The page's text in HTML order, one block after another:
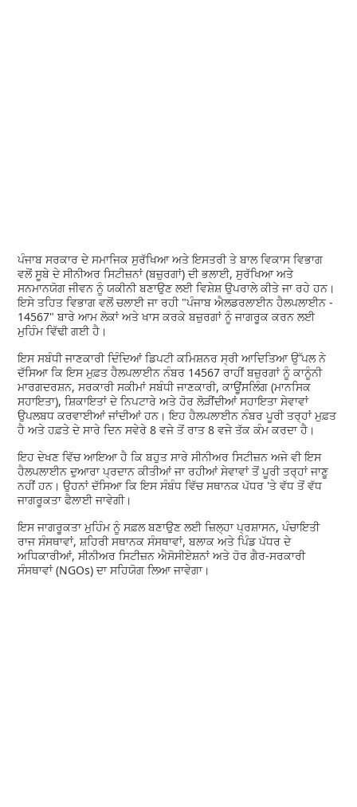
ਪੰਜਾਬ ਸਰਕਾਰ ਦੇ ਸਮਾਜਿਕ ਸੁਰੱਖਿਆ ਅਤੇ ਇਸਤਰੀ ਤੇ ਬਾਲ ਵਿਕਾਸ ਵਿਭਾਗ
ਵਲੋਂ ਸੂਬੇ ਦੇ ਸੀਨੀਅਰ ਸਿਟੀਜ਼ਨਾਂ (ਬਜ਼ੁਰਗਾਂ) ਦੀ ਭਲਾਈ, ਸੁਰੱਖਿਆ ਅਤੇ
ਸਨਮਾਨਯੋਗ ਜੀਵਨ ਨੂੰ ਯਕੀਨੀ ਬਣਾਉਣ ਲਈ ਵਿਸ਼ੇਸ਼ ਉਪਰਾਲੇ ਕੀਤੇ ਜਾ ਰਹੇ ਹਨ।
ਇਸੇ ਤਹਿਤ ਵਿਭਾਗ ਵਲੋਂ ਚਲਾਈ ਜਾ ਰਹੀ "ਪੰਜਾਬ ਐਲਡਰਲਾਈਨ ਹੈਲਪਲਾਈਨ -
14567" ਬਾਰੇ ਆਮ ਲੋਕਾਂ ਅਤੇ ਖਾਸ ਕਰਕੇ ਬਜ਼ੁਰਗਾਂ ਨੂੰ ਜਾਗਰੂਕ ਕਰਨ ਲਈ
ਮੁਹਿੰਮ ਵਿੱਢੀ ਗਈ ਹੈ।
ਇਸ ਸਬੰਧੀ ਜਾਣਕਾਰੀ ਦਿੰਦਿਆਂ ਡਿਪਟੀ ਕਮਿਸ਼ਨਰ ਸ੍ਰੀ ਆਦਿਤਿਆ ਉੱਪਲ ਨੇ
ਦੱਸਿਆ ਕਿ ਇਸ ਮੁਫ਼ਤ ਹੈਲਪਲਾਈਨ ਨੰਬਰ 14567 ਰਾਹੀਂ ਬਜ਼ੁਰਗਾਂ ਨੂੰ ਕਾਨੂੰਨੀ
ਮਾਰਗਦਰਸ਼ਨ, ਸਰਕਾਰੀ ਸਕੀਮਾਂ ਸਬੰਧੀ ਜਾਣਕਾਰੀ, ਕਾਊਂਸਲਿੰਗ (ਮਾਨਸਿਕ
ਸਹਾਇਤਾ), ਸ਼ਿਕਾਇਤਾਂ ਦੇ ਨਿਪਟਾਰੇ ਅਤੇ ਹੋਰ ਲੋੜੀਂਦੀਆਂ ਸਹਾਇਤਾ ਸੇਵਾਵਾਂ
ਉਪਲਬਧ ਕਰਵਾਈਆਂ ਜਾਂਦੀਆਂ ਹਨ। ਇਹ ਹੈਲਪਲਾਈਨ ਨੰਬਰ ਪੂਰੀ ਤਰ੍ਹਾਂ ਮੁਫ਼ਤ
ਹੈ ਅਤੇ ਹਫ਼ਤੇ ਦੇ ਸਾਰੇ ਦਿਨ ਸਵੇਰੇ 8 ਵਜੇ ਤੋਂ ਰਾਤ 8 ਵਜੇ ਤੱਕ ਕੰਮ ਕਰਦਾ ਹੈ।
ਇਹ ਦੇਖਣ ਵਿੱਚ ਆਇਆ ਹੈ ਕਿ ਬਹੁਤ ਸਾਰੇ ਸੀਨੀਅਰ ਸਿਟੀਜ਼ਨ ਅਜੇ ਵੀ ਇਸ
ਹੈਲਪਲਾਈਨ ਦੁਆਰਾ ਪ੍ਰਦਾਨ ਕੀਤੀਆਂ ਜਾ ਰਹੀਆਂ ਸੇਵਾਵਾਂ ਤੋਂ ਪੂਰੀ ਤਰ੍ਹਾਂ ਜਾਣੂ
ਨਹੀਂ ਹਨ। ਉਹਨਾਂ ਦੱਸਿਆ ਕਿ ਇਸ ਸੰਬੰਧ ਵਿੱਚ ਸਥਾਨਕ ਪੱਧਰ 'ਤੇ ਵੱਧ ਤੋਂ ਵੱਧ
ਜਾਗਰੂਕਤਾ ਫੈਲਾਈ ਜਾਵੇਗੀ।
ਇਸ ਜਾਗਰੂਕਤਾ ਮੁਹਿੰਮ ਨੂੰ ਸਫ਼ਲ ਬਣਾਉਣ ਲਈ ਜ਼ਿਲ੍ਹਾ ਪ੍ਰਸ਼ਾਸਨ, ਪੰਚਾਇਤੀ
ਰਾਜ ਸੰਸਥਾਵਾਂ, ਸ਼ਹਿਰੀ ਸਥਾਨਕ ਸੰਸਥਾਵਾਂ, ਬਲਾਕ ਅਤੇ ਪਿੰਡ ਪੱਧਰ ਦੇ
ਅਧਿਕਾਰੀਆਂ, ਸੀਨੀਅਰ ਸਿਟੀਜ਼ਨ ਐਸੋਸੀਏਸ਼ਨਾਂ ਅਤੇ ਹੋਰ ਗੈਰ-ਸਰਕਾਰੀ
ਸੰਸਥਾਵਾਂ (NGOs) ਦਾ ਸਹਿਯੋਗ ਲਿਆ ਜਾਵੇਗਾ।